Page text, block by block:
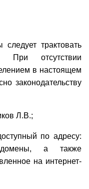
трактовать
При отсутствии
в настоящем
законодательству
Л.В.;
по адресу:
а также
на интернет-